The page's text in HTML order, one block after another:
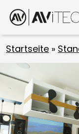
Startseite »